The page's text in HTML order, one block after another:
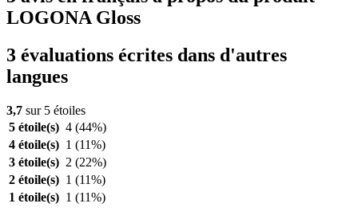
LOGONA Gloss
3 évaluations écrites dans d'autres
langues
3,7 sur 5 étoiles
5 étoile(s) 4 (44%)
4 étoile(s) 1 (11%)
3 étoile(s) 2 (22%)
2 étoile(s) 1 (11%)
1 étoile(s) 1 (11%)